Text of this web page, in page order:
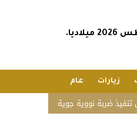
زيارات عام
«زاتكا» تدعو ضربة نووية جوية